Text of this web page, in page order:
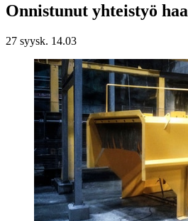
Onnistunut yhteistyö
27 syysk. 14.03